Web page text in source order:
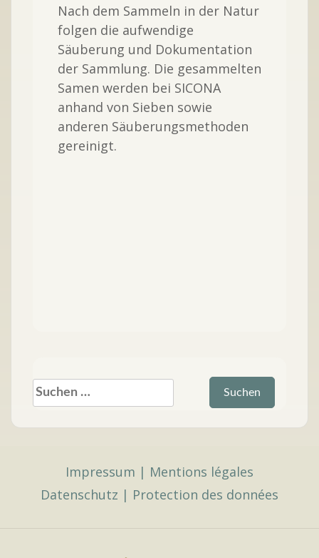
Nach dem Sammeln in der Natur
folgen die aufwendige
Säuberung und Dokumentation
der Sammlung. Die gesammelten
Samen werden bei SICONA
anhand von Sieben sowie
anderen Säuberungsmethoden
gereinigt.
Suchen
nach:
Impressum | Mentions légales
Datenschutz | Protection des données